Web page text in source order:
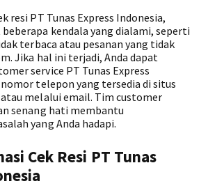
resi PT Tunas Express Indonesia,
kendala yang dialami, seperti
terbaca atau pesanan yang tidak
Jika hal ini terjadi, Anda dapat
service PT Tunas Express
telepon yang tersedia di situs
melalui email. Tim customer
senang hati membantu
yang Anda hadapi.
Cek Resi PT Tunas